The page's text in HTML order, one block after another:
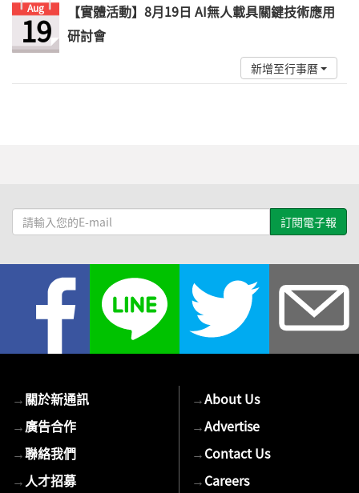
Aug
19
【實體活動】8月19日 AI無人載具關鍵技術應用
研討會
新增至行事曆
請
輸
→關於新通訊
→廣告合作
→聯絡我們
→人才招募
→About Us
→Advertise
→Contact Us
→Careers